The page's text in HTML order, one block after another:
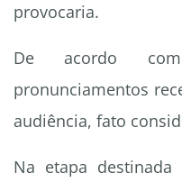
provocaria.
De acordo
pronunciamentos
audiência, fato
Na etapa destinada